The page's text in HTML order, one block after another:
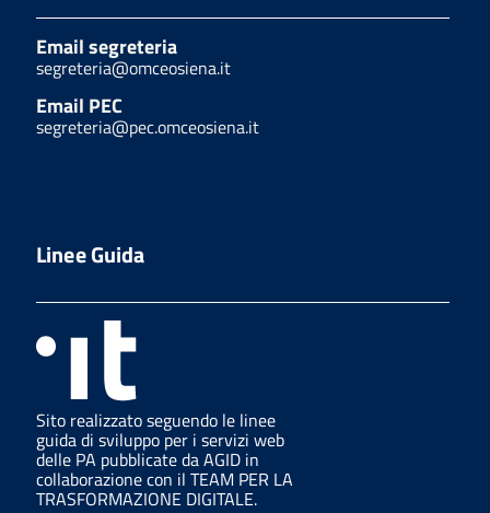
Email segreteria
segreteria@omceosiena.it
Email PEC
segreteria@pec.omceosiena.it
Linee Guida
Sito realizzato seguendo le linee
guida di sviluppo per i servizi web
delle PA pubblicate da AGID in
collaborazione con il TEAM PER LA
TRASFORMAZIONE DIGITALE.